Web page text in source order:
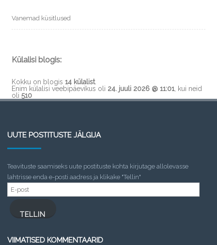
Vanemad küsitlused
Külalisi blogis:
Kokku on blogis 14 külalist.
Enim külalisi veebipäevikus oli 24. juuli 2026 @ 11:01 , kui neid
oli 510
UUTE POSTITUSTE JÄLGIJA
Teavituste saamiseks uute postituste kohta kirjutage allolevasse
lahtrisse enda e-posti aadress ja klikake "Tellin"
E-
post
TELLIN
VIIMATISED KOMMENTAARID